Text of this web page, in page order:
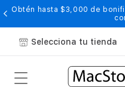
Obtén hasta $3,000 de
Selecciona tu tienda